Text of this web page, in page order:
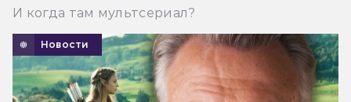
И когда там мультсериал?
Новости